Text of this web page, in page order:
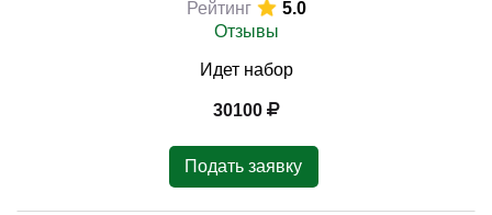
Рейтинг
5.0
Отзывы
Идет набор
30100
Подать заявку